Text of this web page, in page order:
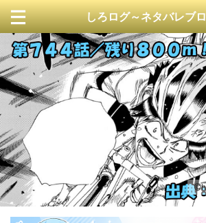
しろログ～ネタバレブ